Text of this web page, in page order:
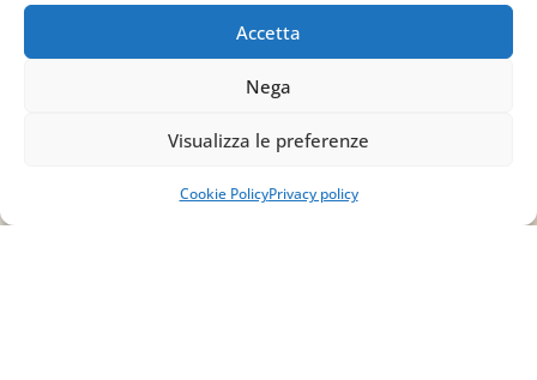
Accetta
Nega
Visualizza le preferenze
Cookie PolicyPrivacy policy
Email
info@studiopizzano.it